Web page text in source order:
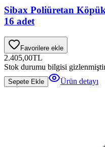
Sibax Poliüretan
16 adet
Favorilere ekle
2.405,00TL
Stok durumu bilgisi
Sepete Ekle Ürün detayı